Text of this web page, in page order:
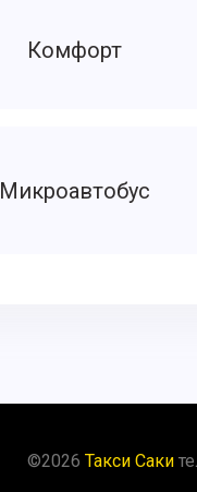
Комфорт
Микроавтобус
©2026 Такси Саки